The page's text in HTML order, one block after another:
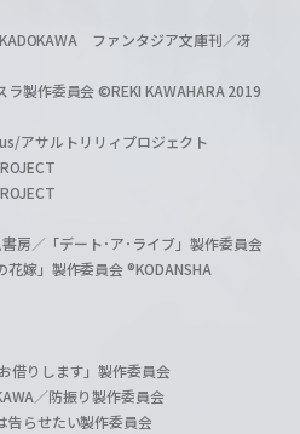
ファンタジア文庫刊／冴
製作委員会 ©REKI KAWAHARA 2019
アサルトリリィプロジェクト
房／「デート･ア･ライブ」製作委員会
嫁」製作委員会 ®KODANSHA
借りします」製作委員会
／防振り製作委員会
らせたい製作委員会